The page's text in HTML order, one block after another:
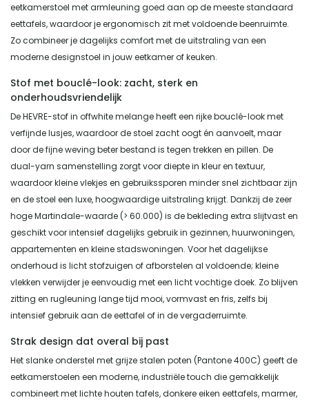
eetkamerstoel met armleuning goed aan op de meeste standaard
eettafels, waardoor je ergonomisch zit met voldoende beenruimte.
Zo combineer je dagelijks comfort met de uitstraling van een
moderne designstoel in jouw eetkamer of keuken.
Stof met bouclé-look: zacht, sterk en
onderhoudsvriendelijk
De HEVRE-stof in offwhite melange heeft een rijke bouclé-look met
verfijnde lusjes, waardoor de stoel zacht oogt én aanvoelt, maar
door de fijne weving beter bestand is tegen trekken en pillen. De
dual-yarn samenstelling zorgt voor diepte in kleur en textuur,
waardoor kleine vlekjes en gebruikssporen minder snel zichtbaar zijn
en de stoel een luxe, hoogwaardige uitstraling krijgt. Dankzij de zeer
hoge Martindale-waarde (> 60.000) is de bekleding extra slijtvast en
geschikt voor intensief dagelijks gebruik in gezinnen, huurwoningen,
appartementen en kleine stadswoningen. Voor het dagelijkse
onderhoud is licht stofzuigen of afborstelen al voldoende; kleine
vlekken verwijder je eenvoudig met een licht vochtige doek. Zo blijven
zitting en rugleuning lange tijd mooi, vormvast en fris, zelfs bij
intensief gebruik aan de eettafel of in de vergaderruimte.
Strak design dat overal bij past
Het slanke onderstel met grijze stalen poten (Pantone 400C) geeft de
eetkamerstoelen een moderne, industriële touch die gemakkelijk
combineert met lichte houten tafels, donkere eiken eettafels, marmer,